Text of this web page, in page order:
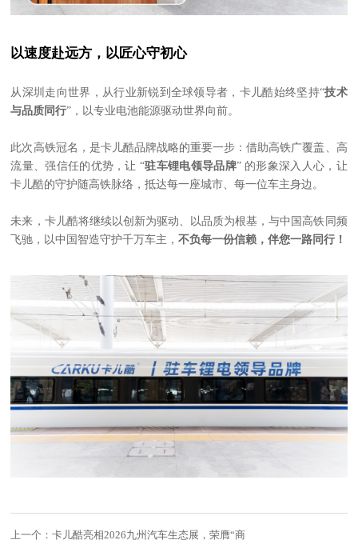
以速度赴远方，以匠心守初心
从深圳走向世界，从行业新锐到全球领导者，卡儿酷始终坚持“技术
与品质同行”，以专业电池能源驱动世界向前。
此次高铁冠名，是卡儿酷品牌战略的重要一步：借助高铁广覆盖、高
流量、强信任的优势，让 “驻车锂电领导品牌” 的形象深入人心，让
卡儿酷的守护随高铁脉络，抵达每一座城市、每一位车主身边。
未来，卡儿酷将继续以创新为驱动、以品质为根基，与中国高铁同频
飞驰，以中国智造守护千万车主，不负每一份信赖，伴您一路同行！
上一个：卡儿酷亮相2026九州汽车生态展，荣膺“商